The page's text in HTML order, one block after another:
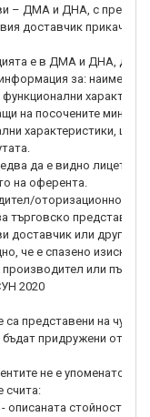
– ДМА и ДНА, с
доставчик
е в ДМА и ДНА,
за:
на посочените
характеристики, цена
да е видно лицето,
на оферента.
оторизационно
търговско
доставчик или друг
че е спазено
или първи
2020
са представени на чужд
придружени от
не е упоменато
счита:
описаната стойност в